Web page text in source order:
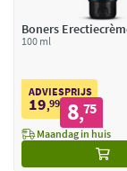
Boners
100 ml
ADVIESPRIJS
19,99 8,75
Maandag in huis